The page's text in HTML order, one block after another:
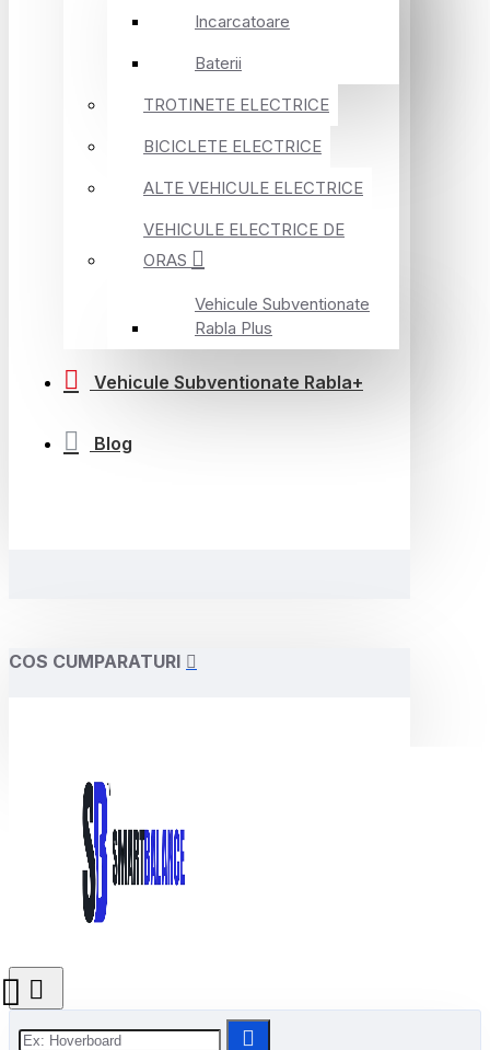
Incarcatoare
Baterii
TROTINETE ELECTRICE
BICICLETE ELECTRICE
ALTE VEHICULE ELECTRICE
VEHICULE ELECTRICE DE
ORAS
Vehicule Subventionate
Rabla Plus
Vehicule Subventionate Rabla+
Blog
COS CUMPARATURI